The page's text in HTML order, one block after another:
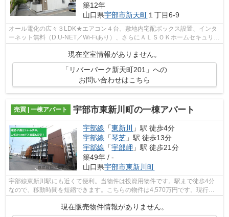
築12年
山口県宇部市新天町 １丁目6-9
オール電化の広々３LDK★エアコン４台、敷地内宅配ボックス設置、インタ
ーネット無料（D.U-NET／Wi-Fiあり）、さらにＡＬＳＯＫホームセキュリテ
現在空室情報がありません。
「リバーパーク新天町201」への
お問い合わせはこちら
売買 | 一棟アパート 宇部市東新川町の一棟アパート
宇部線 「東新川
」駅 徒歩4分
宇部線 「琴芝 」駅 徒歩13分
宇部線 「宇部岬 」駅 徒歩21分
築49年 / -
山口県宇部市東新川町
宇部線東新川駅にも近くて便利。当物件は投資用物件です。駅まで徒歩4分
なので、移動時間を短縮できます。こちらの物件は4,570万円です。現行表
面利回りはなんと17％越え。
現在販売物件情報がありません。